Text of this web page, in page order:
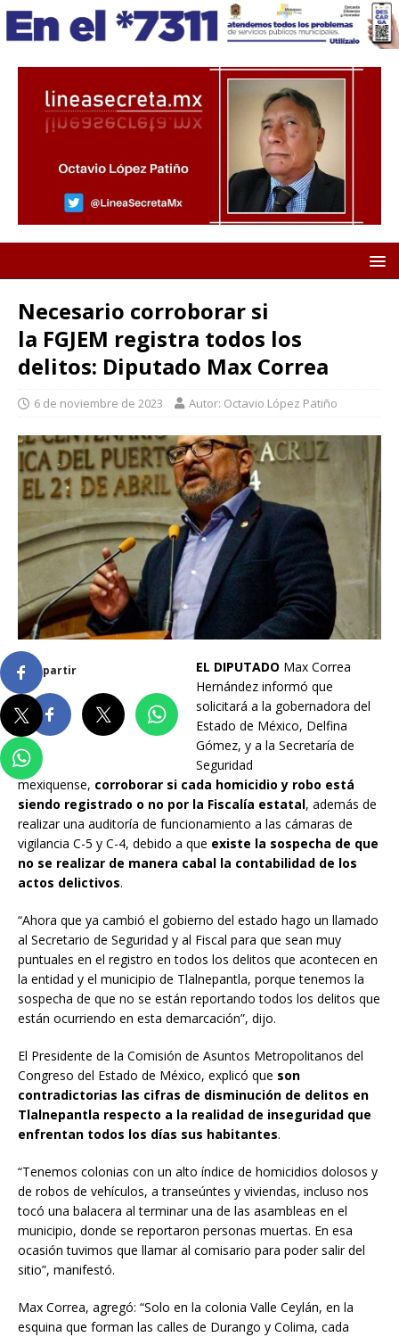
Necesario corroborar si
la FGJEM registra todos los
delitos: Diputado Max Correa
6 de noviembre de 2023 Autor: Octavio López Patiño
Compartir EL DIPUTADO Max Correa
Hernández informó que
solicitará a la gobernadora del
Estado de México, Delfina
Gómez, y a la Secretaría de
Seguridad
mexiquense, corroborar si cada homicidio y robo está
siendo registrado o no por la Fiscalía estatal, además de
realizar una auditoría de funcionamiento a las cámaras de
vigilancia C-5 y C-4, debido a que existe la sospecha de que
no se realizar de manera cabal la contabilidad de los
actos delictivos.
“Ahora que ya cambió el gobierno del estado hago un llamado
al Secretario de Seguridad y al Fiscal para que sean muy
puntuales en el registro en todos los delitos que acontecen en
la entidad y el municipio de Tlalnepantla, porque tenemos la
sospecha de que no se están reportando todos los delitos que
están ocurriendo en esta demarcación”, dijo.
El Presidente de la Comisión de Asuntos Metropolitanos del
Congreso del Estado de México, explicó que son
contradictorias las cifras de disminución de delitos en
Tlalnepantla respecto a la realidad de inseguridad que
enfrentan todos los días sus habitantes.
“Tenemos colonias con un alto índice de homicidios dolosos y
de robos de vehículos, a transeúntes y viviendas, incluso nos
tocó una balacera al terminar una de las asambleas en el
municipio, donde se reportaron personas muertas. En esa
ocasión tuvimos que llamar al comisario para poder salir del
sitio”, manifestó.
Max Correa, agregó: “Solo en la colonia Valle Ceylán, en la
esquina que forman las calles de Durango y Colima, cada